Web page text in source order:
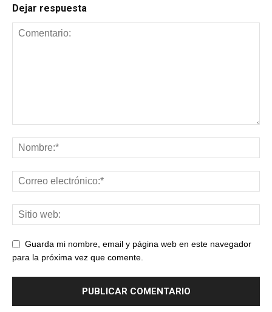
Dejar respuesta
Guarda mi nombre, email y página web en este navegador
para la próxima vez que comente.